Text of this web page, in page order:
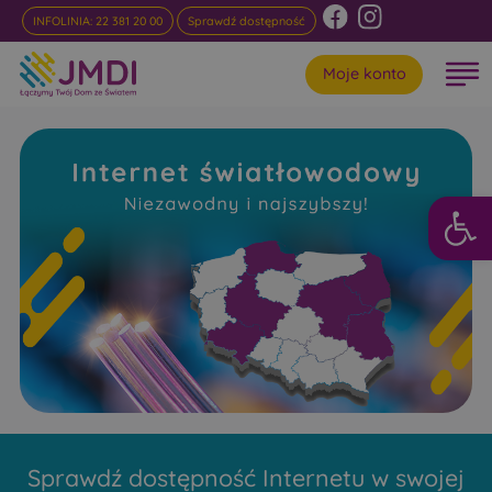
INFOLINIA: 22 381 20 00 Sprawdź dostępność
Moje konto
Internet
Światłowodowy Las
Niezawodny i najszybszy w rankingach
Sprawdź dostępność Internetu w swojej